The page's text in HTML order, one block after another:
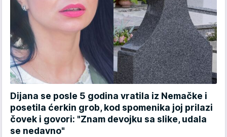
Dijana se posle 5 godina vratila iz Nemačke i
posetila ćerkin grob, kod spomenika joj prilazi
čovek i govori: "Znam devojku sa slike, udala
se nedavno"